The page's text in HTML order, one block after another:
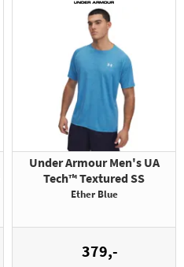
Under Armour Men's UA
Tech™ Textured SS
Ether Blue
379,-